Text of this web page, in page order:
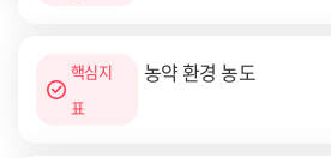
핵심지
표
농약 환경 농도